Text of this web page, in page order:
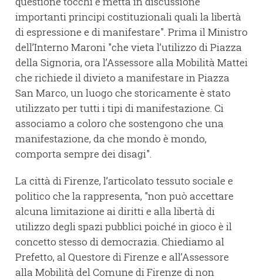
importanti principi costituzionali quali la libertà
di espressione e di manifestare". Prima il Ministro
dell’Interno Maroni "che vieta l’utilizzo di Piazza
della Signoria, ora l’Assessore alla Mobilità Mattei
che richiede il divieto a manifestare in Piazza
San Marco, un luogo che storicamente è stato
utilizzato per tutti i tipi di manifestazione. Ci
associamo a coloro che sostengono che una
manifestazione, da che mondo è mondo,
comporta sempre dei disagi".
La città di Firenze, l’articolato tessuto sociale e
politico che la rappresenta, "non può accettare
alcuna limitazione ai diritti e alla libertà di
utilizzo degli spazi pubblici poiché in gioco è il
concetto stesso di democrazia. Chiediamo al
Prefetto, al Questore di Firenze e all’Assessore
alla Mobilità del Comune di Firenze di non